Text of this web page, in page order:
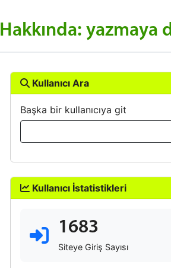
Hakkında:
Kullanıcı Ara
Başka bir kullanıcıya git
Kullanıcı İstatistikleri
1683
Siteye Giriş Sayısı